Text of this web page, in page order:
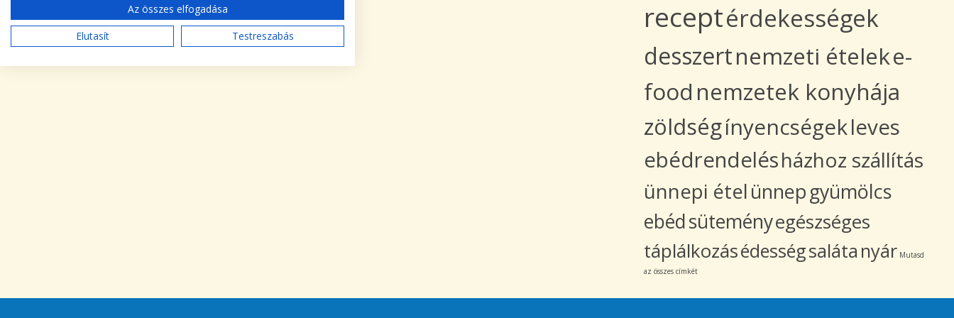
receptérdekességek
desszertnemzeti ételeke-
food nemzetek konyhája
zöldségínyencségekleves
ebédrendelésházhoz szállítás
ünnepi ételünnepgyümölcs
ebédsüteményegészséges
táplálkozásédességsaláta nyár Mutasd
az összes címkét
Az összes elfogadása
Elutasít
Testreszabás